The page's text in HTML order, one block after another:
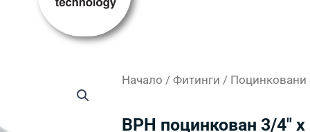
Начало / Фитинги / Поцинковани
ВРН поцинкован 3/4″ х